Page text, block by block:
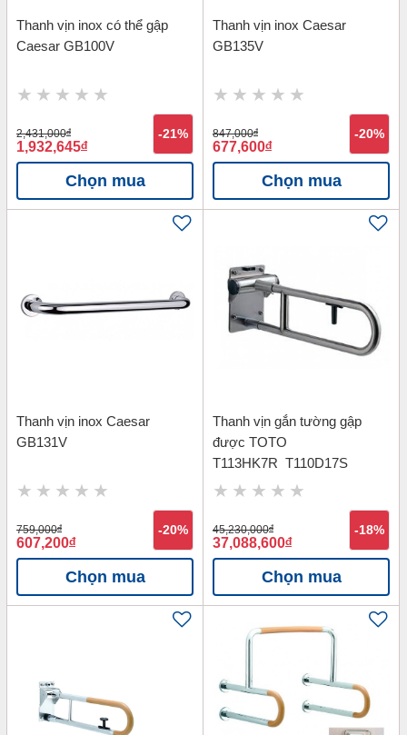
Thanh vịn inox có thể gập
Caesar GB100V
2,431,000đ
1,932,645đ
-21%
Chọn mua
Thanh vịn inox Caesar
GB135V
847,000đ
677,600đ
-20%
Chọn mua
Thanh vịn inox Caesar
GB131V
759,000đ
607,200đ
-20%
Chọn mua
Thanh vịn gắn tường gập
được TOTO
T113HK7R_T110D17S
45,230,000đ
37,088,600đ
-18%
Chọn mua